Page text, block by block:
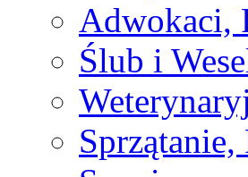
Adwokaci,
Ślub i